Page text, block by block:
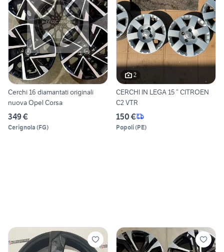
Cerchi 16 diamantati originali
nuova Opel Corsa
349 €
Cerignola (FG)
2
CERCHI IN LEGA 15 “ CITROEN
C2 VTR
150 €
Popoli(PE)